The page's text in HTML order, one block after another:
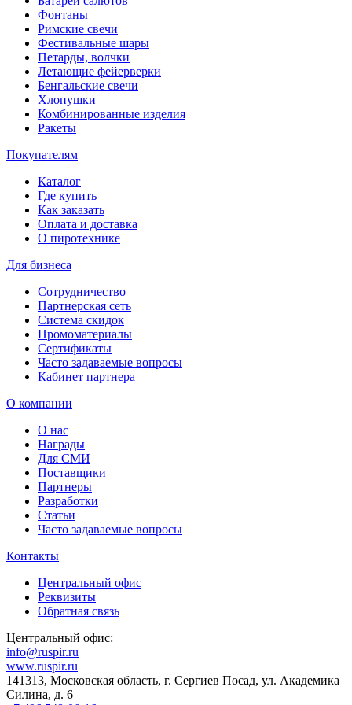
Фонтаны
Римские свечи
Фестивальные шары
Петарды, волчки
Летающие фейерверки
Бенгальские свечи
Хлопушки
Комбинированные изделия
Ракеты
Покупателям
Каталог
Где купить
Как заказать
Оплата и доставка
О пиротехнике
Для бизнеса
Сотрудничество
Партнерская сеть
Система скидок
Промоматериалы
Сертификаты
Часто задаваемые вопросы
Кабинет партнера
О компании
О нас
Награды
Для СМИ
Поставщики
Партнеры
Разработки
Статьи
Часто задаваемые вопросы
Контакты
Центральный офис
Реквизиты
Обратная связь
Центральный офис:
info@ruspir.ru
www.ruspir.ru
141313, Московская область, г. Сергиев Посад, ул. Академика
Силина, д. 6